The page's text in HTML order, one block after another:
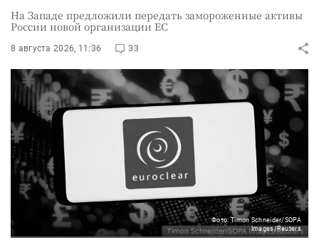
На Западе предложили передать замороженные активы
России новой организации ЕС
8 августа 2026, 11:36 33
Фото: Timon Schneider/SOPA
Images/Reuters